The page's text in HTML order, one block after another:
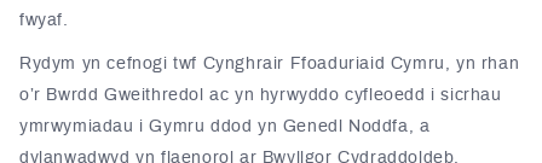
fwyaf.
Rydym yn cefnogi twf Cynghrair Ffoaduriaid Cymru, yn rhan
o’r Bwrdd Gweithredol ac yn hyrwyddo cyfleoedd i sicrhau
ymrwymiadau i Gymru ddod yn Genedl Noddfa, a
dylanwadwyd yn flaenorol ar Bwyllgor Cydraddoldeb,